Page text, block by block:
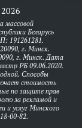
массовой
Беларусь
191261281.
г. Минск.
г. Минск. Дата
РБ 09.06.2020.
Способы
стоимость
по защите прав
за рекламой и
и услуг Минского
00-82.